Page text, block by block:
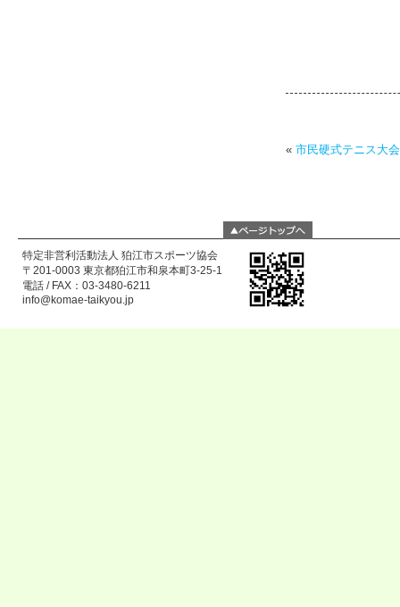
« 市民硬式テニス大
特定非営利活動法人 狛江市スポーツ協会
〒201-0003 東京都狛江市和泉本町3-25-1
電話 / FAX：03-3480-6211
info@komae-taikyou.jp